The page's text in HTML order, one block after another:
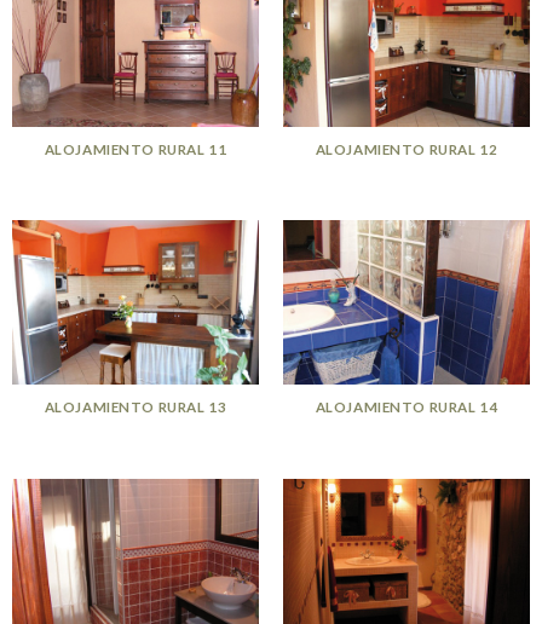
ALOJAMIENTO RURAL 11 ALOJAMIENTO RURAL 12
ALOJAMIENTO RURAL 13 ALOJAMIENTO RURAL 14